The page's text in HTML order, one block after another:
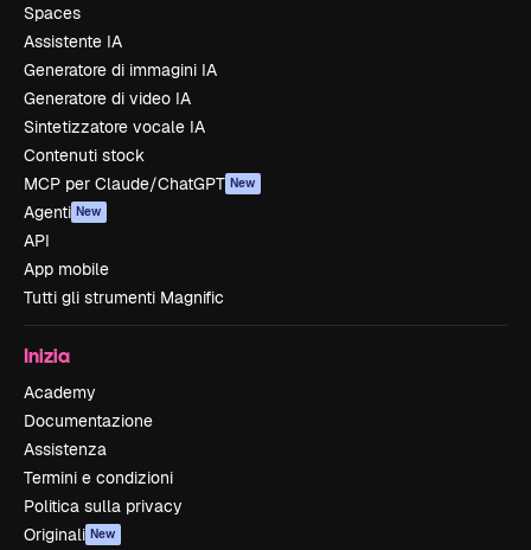
Spaces
Assistente IA
Generatore di immagini IA
Generatore di video IA
Sintetizzatore vocale IA
Contenuti stock
MCP per Claude/ChatGPT New
Agenti New
API
App mobile
Tutti gli strumenti Magnific
Inizia
Academy
Documentazione
Assistenza
Termini e condizioni
Politica sulla privacy
Originali New